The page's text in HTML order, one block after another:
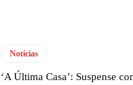
Notícias
‘A Última Casa’: Suspense